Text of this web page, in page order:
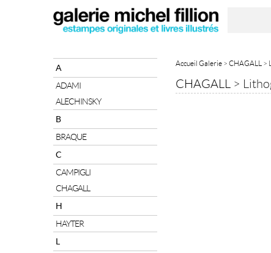
A
ADAMI
ALECHINSKY
B
BRAQUE
C
CAMPIGLI
CHAGALL
H
HAYTER
L
Accueil Galerie >CHAGALL >
CHAGALL >